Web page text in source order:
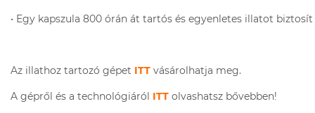
• Egy kapszula 800 órán át tartós és egyenletes illatot biztosít
Az illathoz tartozó gépet ITT vásárolhatja meg.
A gépről és a technológiáról ITT olvashatsz bővebben!